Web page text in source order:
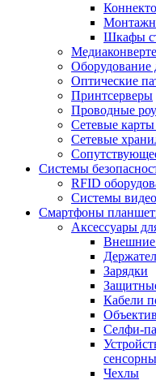
Шкафы
Оборудование
Оптические
Принтсерверы
Проводные
Сетевые
Сетевые
Системы
RFID
Системы
Смартфоны
Аксессуары
Внешние
Зарядки
Кабели
Селфи-
Чехлы